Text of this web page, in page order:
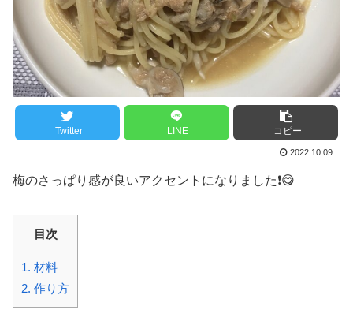
Twitter LINE コピー
2022.10.09
梅のさっぱり感が良いアクセントになりました❗️😋
目次
1. 材料
2. 作り方